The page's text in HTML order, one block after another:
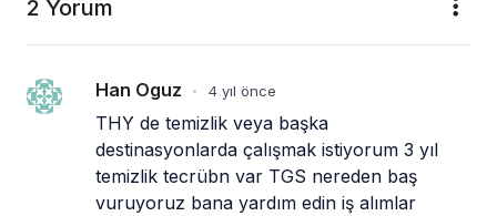
2 Yorum
Han Oguz • 4 yıl önce
THY de temizlik veya başka
destinasyonlarda çalışmak istiyorum 3 yıl
temizlik tecrübn var TGS nereden baş
vuruyoruz bana yardım edin iş alımlar